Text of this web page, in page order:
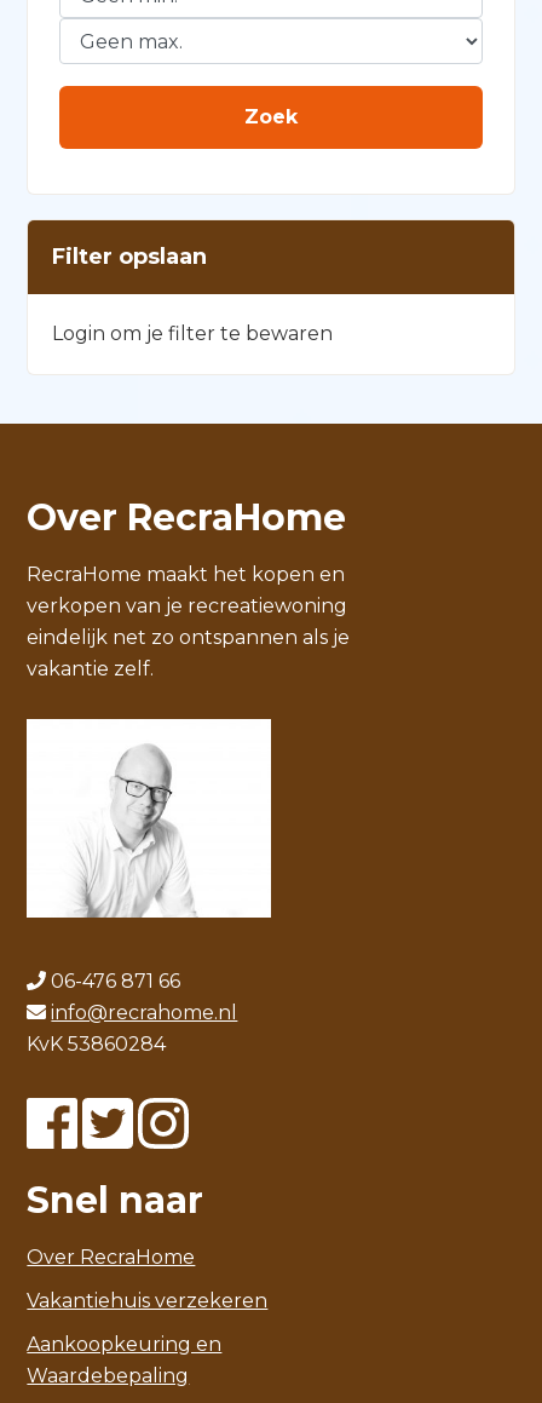
Filter opslaan
Login om je filter te bewaren
Over RecraHome
RecraHome maakt het kopen en
verkopen van je recreatiewoning
eindelijk net zo ontspannen als je
vakantie zelf.
06-476 871 66
info@recrahome.nl
KvK 53860284
Snel naar
Over RecraHome
Vakantiehuis verzekeren
Aankoopkeuring en
Waardebepaling